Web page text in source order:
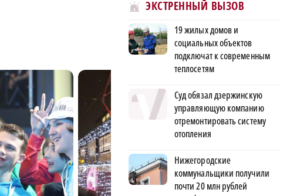
ЭКСТРЕННЫЙ ВЫЗОВ
19 жилых домов и
социальных объектов
подключат к современным
теплосетям
Суд обязал дзержинскую
управляющую компанию
отремонтировать систему
отопления
Нижегородские
коммунальщики получили
почти 20 млн рублей